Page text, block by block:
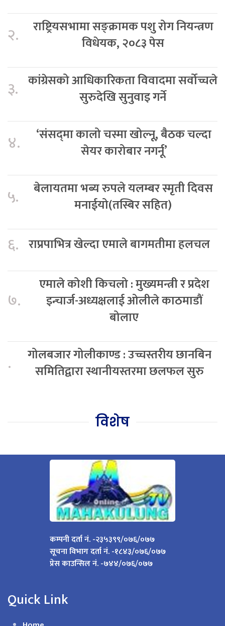
२.
राष्ट्रियसभामा सङ्क्रामक पशु रोग नियन्त्रण
विधेयक, २०८३ पेस
३. कांग्रेसको आधिकारिकता विवादमा सर्वोच्चले
सुरुदेखि सुनुवाइ गर्ने
४.
‘संसद्‍मा कालो चस्मा खोल्नू, बैठक चल्दा
सेयर कारोबार नगर्नू’
५.
बेलायतमा भब्य रुपले यलम्बर स्मृती दिवस
मनाईयो(तस्बिर सहित)
६. राप्रपाभित्र खेल्दा एमाले बागमतीमा हलचल
७.
एमाले कोशी किचलो : मुख्यमन्त्री र प्रदेश
इन्चार्ज-अध्यक्षलाई ओलीले काठमाडौं
बोलाए
.
गोलबजार गोलीकाण्ड : उच्चस्तरीय छानबिन
समितिद्वारा स्थानीयस्तरमा छलफल सुरु
विशेष
कम्पनी दर्ता नं. -२३५३९९/०७६/०७७
सूचना विभाग दर्ता नं. -१८४३/०७६/०७७
प्रेस काउन्सिल नं. -७४४/०७६/०७७
Quick Link